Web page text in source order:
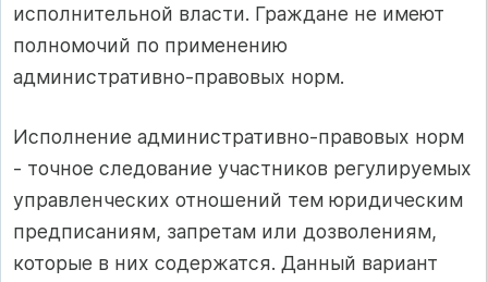
исполнительной власти. Граждане не имеют
полномочий по применению
административно-правовых норм.
Исполнение административно-правовых норм
- точное следование участников регулируемых
управленческих отношений тем юридическим
предписаниям, запретам или дозволениям,
которые в них содержатся. Данный вариант